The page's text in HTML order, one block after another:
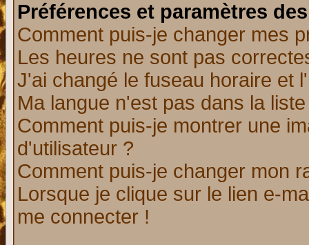
Préférences et paramètres
Comment puis-je changer mes
Les heures ne sont pas
J'ai changé le fuseau horaire et
Ma langue n'est pas dans la
Comment puis-je montrer une
d'utilisateur ?
Comment puis-je changer mon
Lorsque je clique sur le lien e-
me connecter !